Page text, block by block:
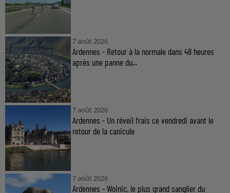
7 août 2026
Ardennes - Retour à la normale dans 48 heures
après une panne du...
7 août 2026
Ardennes - Un réveil frais ce vendredi avant le
retour de la canicule
7 août 2026
Ardennes - Woinic, le plus grand sanglier du